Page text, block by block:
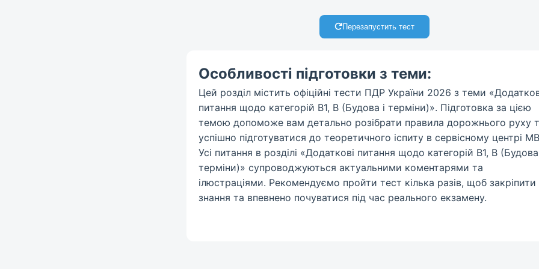
Перезапустить тест
Особливості підготовки з теми:
Цей розділ містить офіційні тести ПДР України 2026 з теми
питання щодо категорій B1, B (Будова і терміни)». Підготовка за цією
темою допоможе вам детально розібрати правила дорожнього руху
успішно підготуватися до теоретичного іспиту в сервісному центрі
Усі питання в розділі «Додаткові питання щодо категорій B1, B (Будова
терміни)» супроводжуються актуальними коментарями та
ілюстраціями. Рекомендуємо пройти тест кілька разів, щоб закріпити
знання та впевнено почуватися під час реального екзамену.